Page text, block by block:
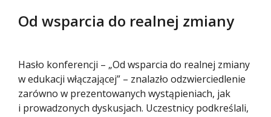
Od wsparcia do realnej zmiany
Hasło konferencji – „Od wsparcia do realnej zmiany
w edukacji włączającej” – znalazło odzwierciedlenie
zarówno w prezentowanych wystąpieniach, jak
i prowadzonych dyskusjach. Uczestnicy podkreślali,